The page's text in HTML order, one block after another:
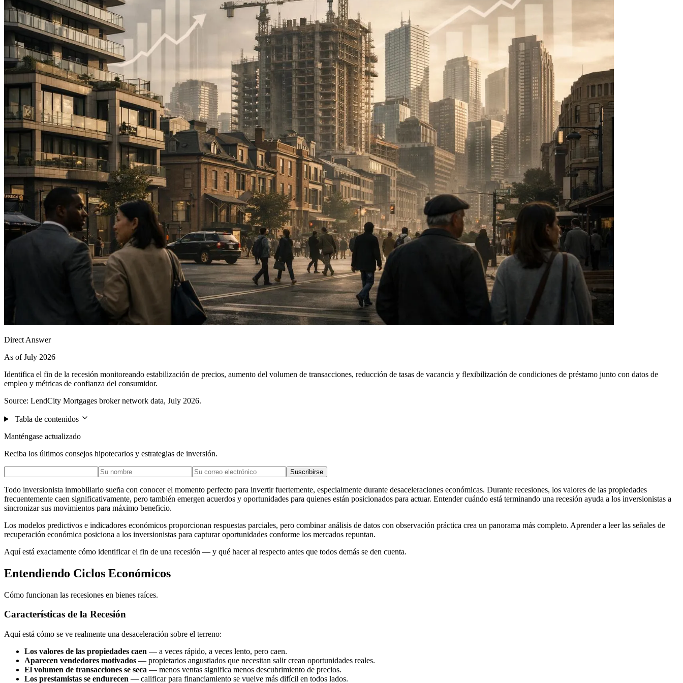
Direct Answer
As of July 2026
Identifica el fin de la recesión monitoreando estabilización de precios, aumento del volumen de transacciones, reducción de tasas de vacancia y flexibilización de condiciones de préstamo junto con datos de
empleo y métricas de confianza del consumidor.
Source: LendCity Mortgages broker network data, July 2026.
Tabla de contenidos
Manténgase actualizado
Reciba los últimos consejos hipotecarios y estrategias de inversión.
Suscribirse
Todo inversionista inmobiliario sueña con conocer el momento perfecto para invertir fuertemente, especialmente durante desaceleraciones económicas. Durante recesiones, los valores de las propiedades
frecuentemente caen significativamente, pero también emergen acuerdos y oportunidades para quienes están posicionados para actuar. Entender cuándo está terminando una recesión ayuda a los inversionistas a
sincronizar sus movimientos para máximo beneficio.
Los modelos predictivos e indicadores económicos proporcionan respuestas parciales, pero combinar análisis de datos con observación práctica crea un panorama más completo. Aprender a leer las señales de
recuperación económica posiciona a los inversionistas para capturar oportunidades conforme los mercados repuntan.
Aquí está exactamente cómo identificar el fin de una recesión — y qué hacer al respecto antes que todos demás se den cuenta.
Entendiendo Ciclos Económicos
Cómo funcionan las recesiones en bienes raíces.
Características de la Recesión
Aquí está cómo se ve realmente una desaceleración sobre el terreno:
Los valores de las propiedades caen — a veces rápido, a veces lento, pero caen.
Aparecen vendedores motivados — propietarios angustiados que necesitan salir crean oportunidades reales.
El volumen de transacciones se seca — menos ventas significa menos descubrimiento de precios.
Los prestamistas se endurecen — calificar para financiamiento se vuelve más difícil en todos lados.